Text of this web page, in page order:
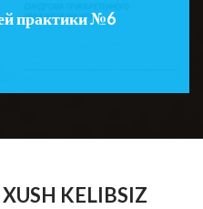
практики №6
KELIBSIZ